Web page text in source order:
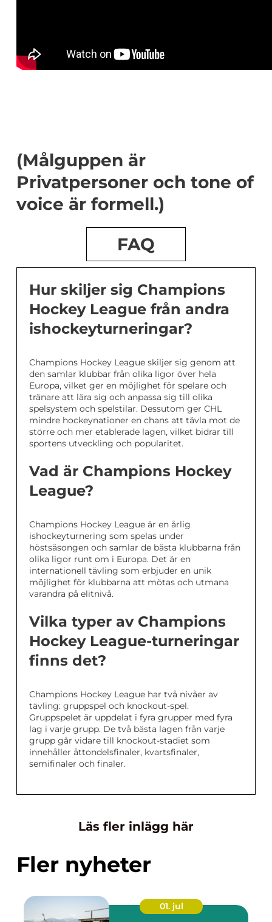
(Målguppen är
Privatpersoner och tone of
voice är formell.)
FAQ
Hur skiljer sig Champions
Hockey League från andra
ishockeyturneringar?
Champions Hockey League skiljer sig genom att
den samlar klubbar från olika ligor över hela
Europa, vilket ger en möjlighet för spelare och
tränare att lära sig och anpassa sig till olika
spelsystem och spelstilar. Dessutom ger CHL
mindre hockeynationer en chans att tävla mot de
större och mer etablerade lagen, vilket bidrar till
sportens utveckling och popularitet.
Vad är Champions Hockey
League?
Champions Hockey League är en årlig
ishockeyturnering som spelas under
höstsäsongen och samlar de bästa klubbarna från
olika ligor runt om i Europa. Det är en
internationell tävling som erbjuder en unik
möjlighet för klubbarna att mötas och utmana
varandra på elitnivå.
Vilka typer av Champions
Hockey League-turneringar
finns det?
Champions Hockey League har två nivåer av
tävling: gruppspel och knockout-spel.
Gruppspelet är uppdelat i fyra grupper med fyra
lag i varje grupp. De två bästa lagen från varje
grupp går vidare till knockout-stadiet som
innehåller åttondelsfinaler, kvartsfinaler,
semifinaler och finaler.
Läs fler inlägg här
Fler nyheter
01. jul